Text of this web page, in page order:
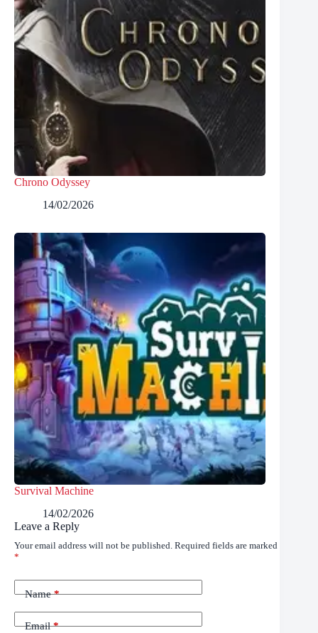
Chrono Odyssey
14/02/2026
Survival Machine
14/02/2026
Leave a Reply
Your email address will not be published. Required fields are marked
*
Name*
Email*